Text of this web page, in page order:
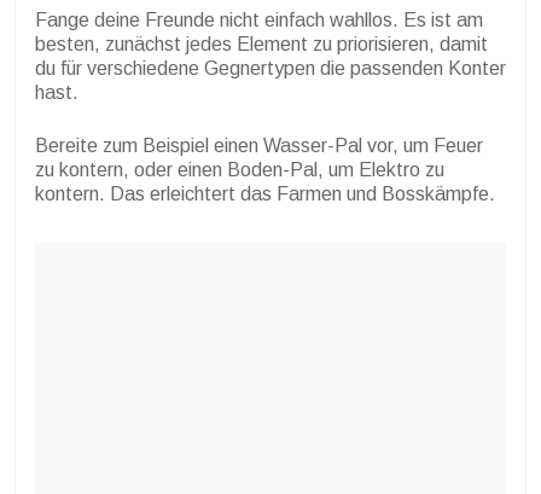
Fange deine Freunde nicht einfach wahllos. Es ist am
besten, zunächst jedes Element zu priorisieren, damit
du für verschiedene Gegnertypen die passenden Konter
hast.
Bereite zum Beispiel einen Wasser-Pal vor, um Feuer
zu kontern, oder einen Boden-Pal, um Elektro zu
kontern. Das erleichtert das Farmen und Bosskämpfe.